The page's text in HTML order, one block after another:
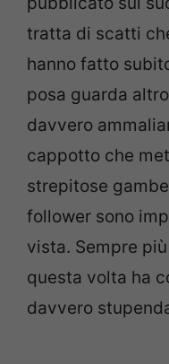
tratta di scatti
hanno fatto
posa guarda
davvero
cappotto che
strepitose
follower sono
vista. Sempre
questa volta ha
davvero